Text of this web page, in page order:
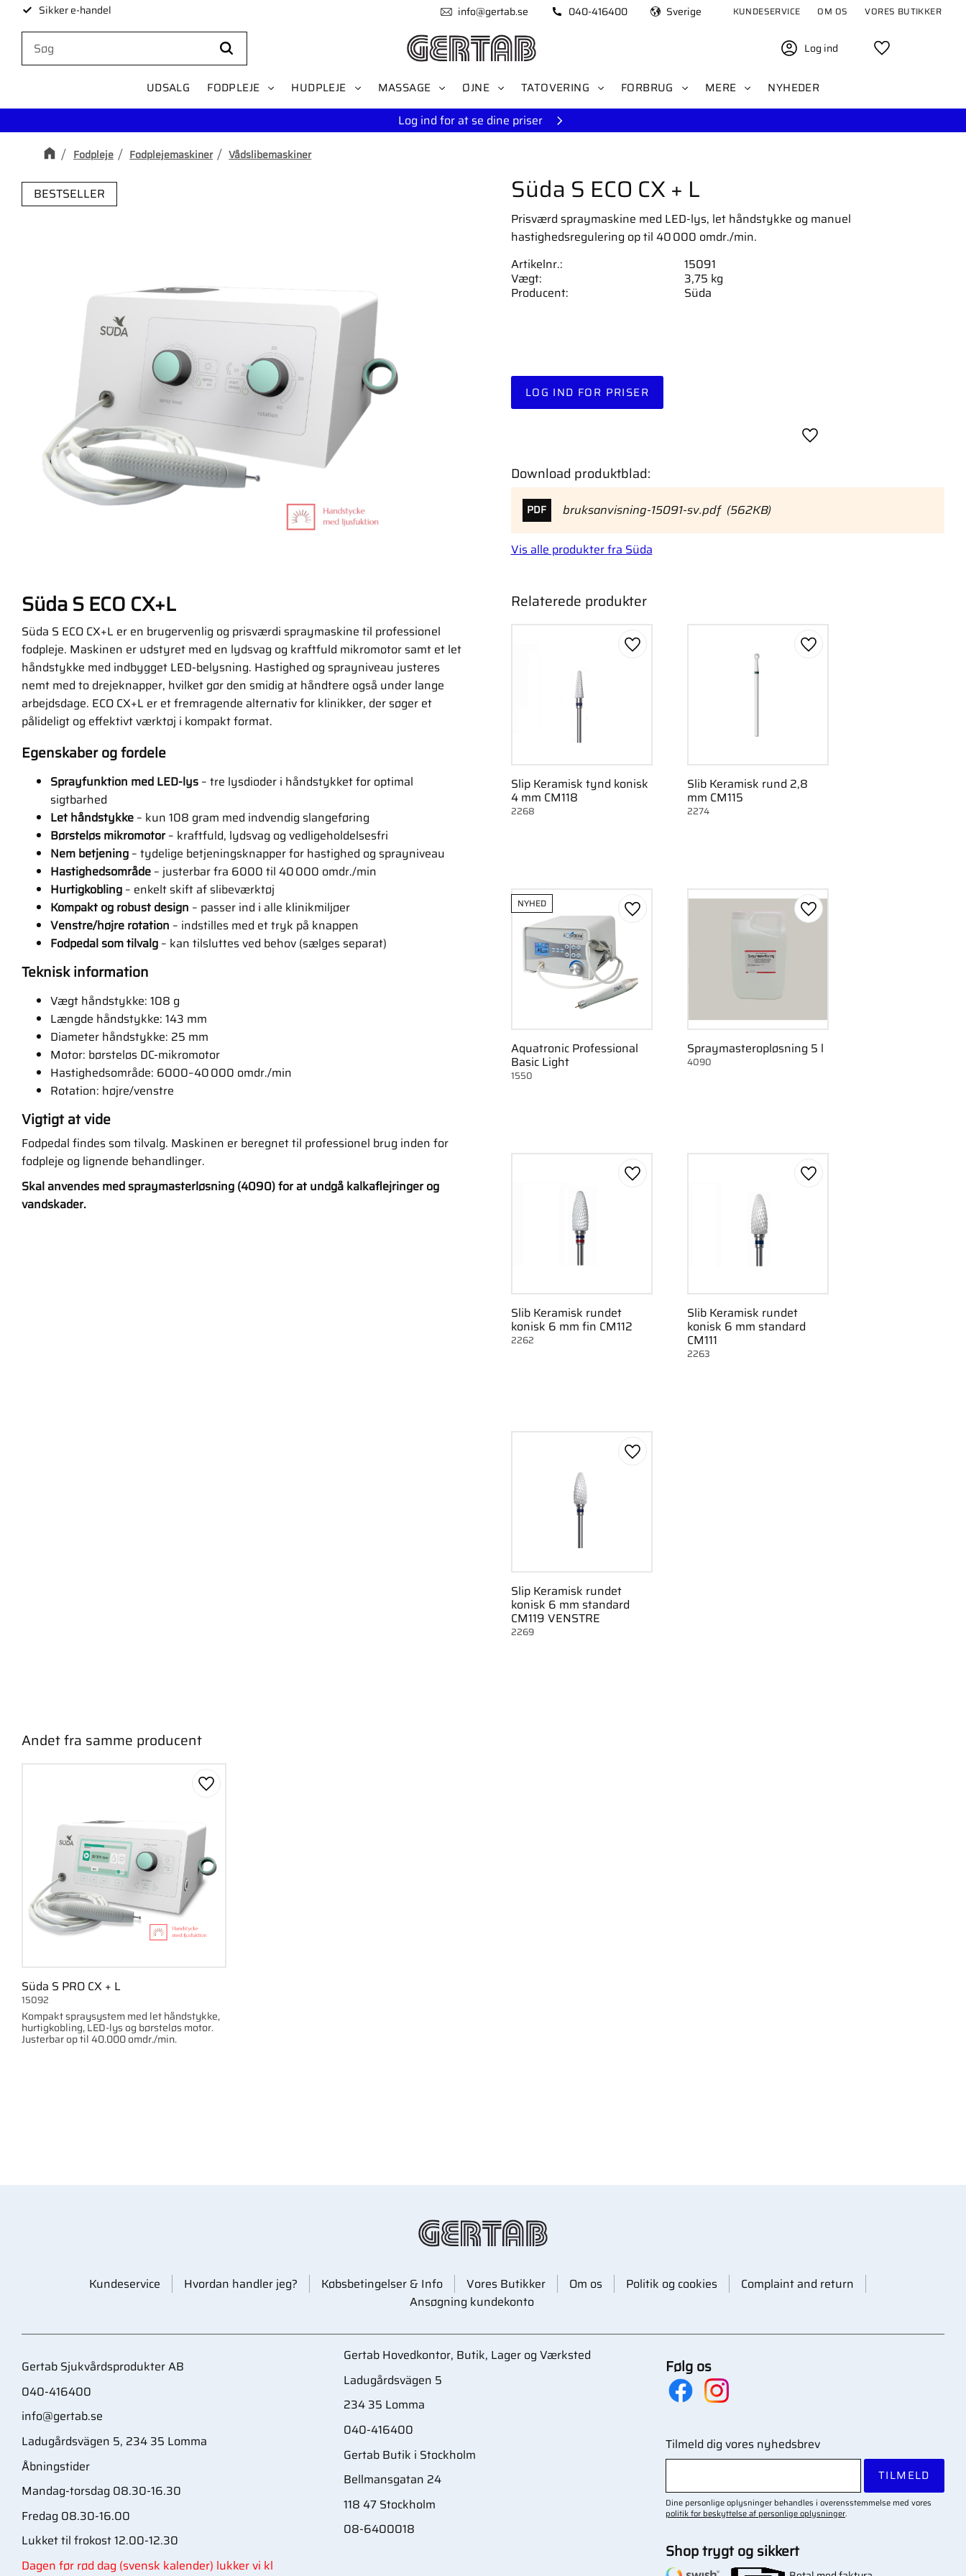
Sikker e-handel
Levering på 1-4 dage info@gertab.se 040-416400 Sverige KUNDESERVICE OM OS VORES BUTIKKER
Log ind
UDSALG FODPLEJE HUDPLEJE MASSAGE ØJNE TATOVERING FORBRUG MERE NYHEDER
Log ind for at se dine priser
Fodpleje Fodplejemaskiner Vådslibemaskiner
BESTSELLER Süda S ECO CX + L
Prisværd spraymaskine med LED-lys, let håndstykke og manuel
hastighedsregulering op til 40 000 omdr./min.
LOG IND FOR PRISER
Gem som favorit
Artikelnr.
15091
Vægt
3,75 kg
Producent
Süda
Download produktblad:
PDF bruksanvisning-15091-sv.pdf 562KB
Vis alle produkter fra Süda
Süda S ECO CX+L
Süda S ECO CX+L er en brugervenlig og prisværdi spraymaskine til professionel
fodpleje. Maskinen er udstyret med en lydsvag og kraftfuld mikromotor samt et let
håndstykke med indbygget LED-belysning. Hastighed og sprayniveau justeres
nemt med to drejeknapper, hvilket gør den smidig at håndtere også under lange
arbejdsdage. ECO CX+L er et fremragende alternativ for klinikker, der søger et
pålideligt og effektivt værktøj i kompakt format.
Egenskaber og fordele
Sprayfunktion med LED-lys – tre lysdioder i håndstykket for optimal
sigtbarhed
Let håndstykke – kun 108 gram med indvendig slangeføring
Børsteløs mikromotor – kraftfuld, lydsvag og vedligeholdelsesfri
Nem betjening – tydelige betjeningsknapper for hastighed og sprayniveau
Hastighedsområde – justerbar fra 6000 til 40 000 omdr./min
Hurtigkobling – enkelt skift af slibeværktøj
Kompakt og robust design – passer ind i alle klinikmiljøer
Venstre/højre rotation – indstilles med et tryk på knappen
Fodpedal som tilvalg – kan tilsluttes ved behov (sælges separat)
Teknisk information
Vægt håndstykke: 108 g
Længde håndstykke: 143 mm
Diameter håndstykke: 25 mm
Motor: børsteløs DC-mikromotor
Hastighedsområde: 6000–40 000 omdr./min
Rotation: højre/venstre
Vigtigt at vide
Fodpedal findes som tilvalg. Maskinen er beregnet til professionel brug inden for
fodpleje og lignende behandlinger.
Skal anvendes med spraymasterløsning (4090) for at undgå kalkaflejringer og
vandskader.
Relaterede produkter
Slip Keramisk tynd konisk
4 mm CM118
2268
Gem som favorit
Slib Keramisk rund 2,8
mm CM115
2274
Gem som favorit
Aquatronic Professional
Basic Light
1550
NYHED
Gem som favorit
Spraymasteropløsning 5 l
4090
Gem som favorit
Slib Keramisk rundet
konisk 6 mm fin CM112
2262
Gem som favorit
Slib Keramisk rundet
konisk 6 mm standard
CM111
2263
Gem som favorit
Slip Keramisk rundet
konisk 6 mm standard
CM119 VENSTRE
2269
Gem som favorit
Andet fra samme producent
Süda S PRO CX + L
Kompakt spraysystem med let håndstykke,
hurtigkobling, LED-lys og børsteløs motor.
Justerbar op til 40.000 omdr./min.
15092
Gem som favorit
Kundeservice Hvordan handler jeg? Købsbetingelser & Info Vores Butikker Om os Politik og cookies
Complaint and return
Ansøgning kundekonto
Gertab Sjukvårdsprodukter AB
040-416400
info@gertab.se
Ladugårdsvägen 5, 234 35 Lomma
Åbningstider
Mandag-torsdag 08.30-16.30
Fredag 08.30-16.00
Lukket til frokost 12.00-12.30
Dagen før rød dag (svensk kalender) lukker vi kl
Gertab Hovedkontor, Butik, Lager og Værksted
Ladugårdsvägen 5
234 35 Lomma
040-416400
Gertab Butik i Stockholm
Bellmansgatan 24
118 47 Stockholm
08-6400018
Følg os
Tilmeld dig vores nyhedsbrev
TILMELD
Dine personlige oplysninger behandles i overensstemmelse med vores
politik for beskyttelse af personlige oplysninger.
Shop trygt og sikkert